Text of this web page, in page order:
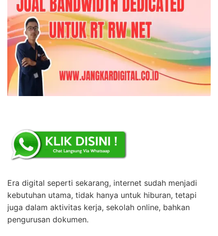
Era digital seperti sekarang, internet sudah menjadi
kebutuhan utama, tidak hanya untuk hiburan, tetapi
juga dalam aktivitas kerja, sekolah online, bahkan
pengurusan dokumen.